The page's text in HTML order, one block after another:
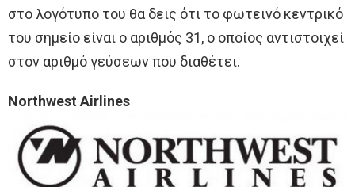
στο λογότυπο του θα δεις ότι το φωτεινό κεντρικό
του σημείο είναι ο αριθμός 31, ο οποίος αντιστοιχεί
στον αριθμό γεύσεων που διαθέτει.
Northwest Airlines